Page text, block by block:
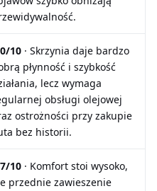
10 · Skrzynia daje bardzo
płynność i szybkość
lecz wymaga
obsługi olejowej
ostrożności przy zakupie
bez historii.
10 · Komfort stoi wysoko,
przednie zawieszenie